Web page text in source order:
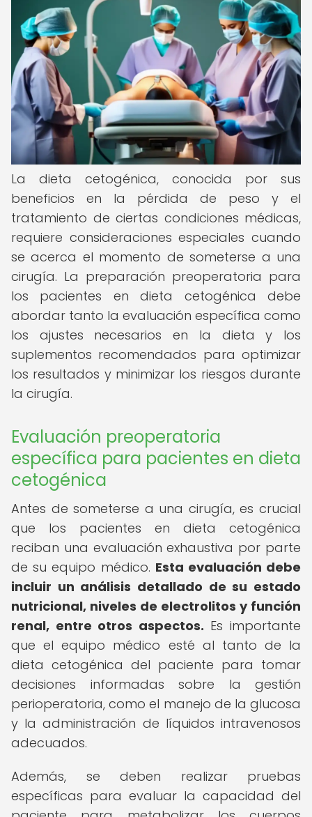
La dieta cetogénica, conocida por sus
beneficios en la pérdida de peso y el
tratamiento de ciertas condiciones médicas,
requiere consideraciones especiales cuando
se acerca el momento de someterse a una
cirugía. La preparación preoperatoria para
los pacientes en dieta cetogénica debe
abordar tanto la evaluación específica como
los ajustes necesarios en la dieta y los
suplementos recomendados para optimizar
los resultados y minimizar los riesgos durante
la cirugía.
Evaluación preoperatoria
específica para pacientes en dieta
cetogénica
Antes de someterse a una cirugía, es crucial
que los pacientes en dieta cetogénica
reciban una evaluación exhaustiva por parte
de su equipo médico. Esta evaluación debe
incluir un análisis detallado de su estado
nutricional, niveles de electrolitos y función
renal, entre otros aspectos. Es importante
que el equipo médico esté al tanto de la
dieta cetogénica del paciente para tomar
decisiones informadas sobre la gestión
perioperatoria, como el manejo de la glucosa
y la administración de líquidos intravenosos
adecuados.
Además, se deben realizar pruebas
específicas para evaluar la capacidad del